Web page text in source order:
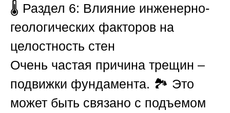
🌡️ Раздел 6: Влияние инженерно-
геологических факторов на
целостность стен
Очень частая причина трещин –
подвижки фундамента. 🏞️ Это
может быть связано с подъемом